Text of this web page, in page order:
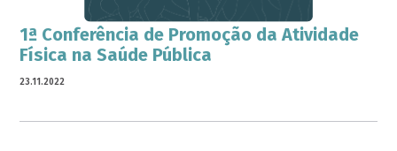
1ª Conferência de Promoção da Atividade
Física na Saúde Pública
23.11.2022